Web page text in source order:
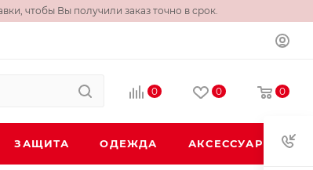
чтобы Вы получили заказ точно в срок.
0 0 0
ЗАЩИТА ОДЕЖДА АКСЕССУАРЫ